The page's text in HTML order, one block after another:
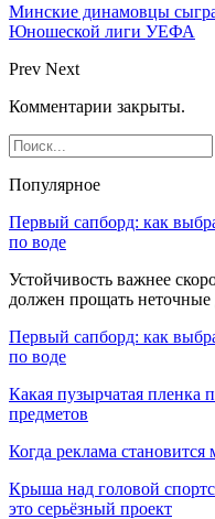
Минские динамовцы
Юношеской лиги УЕФА
Prev Next
Комментарии закрыты.
Популярное
Первый сапборд: как
по воде
Устойчивость важнее
должен прощать
Первый сапборд: как
по воде
Какая пузырчатая пленка
предметов
Когда реклама становится
Крыша над головой
это серьёзный проект